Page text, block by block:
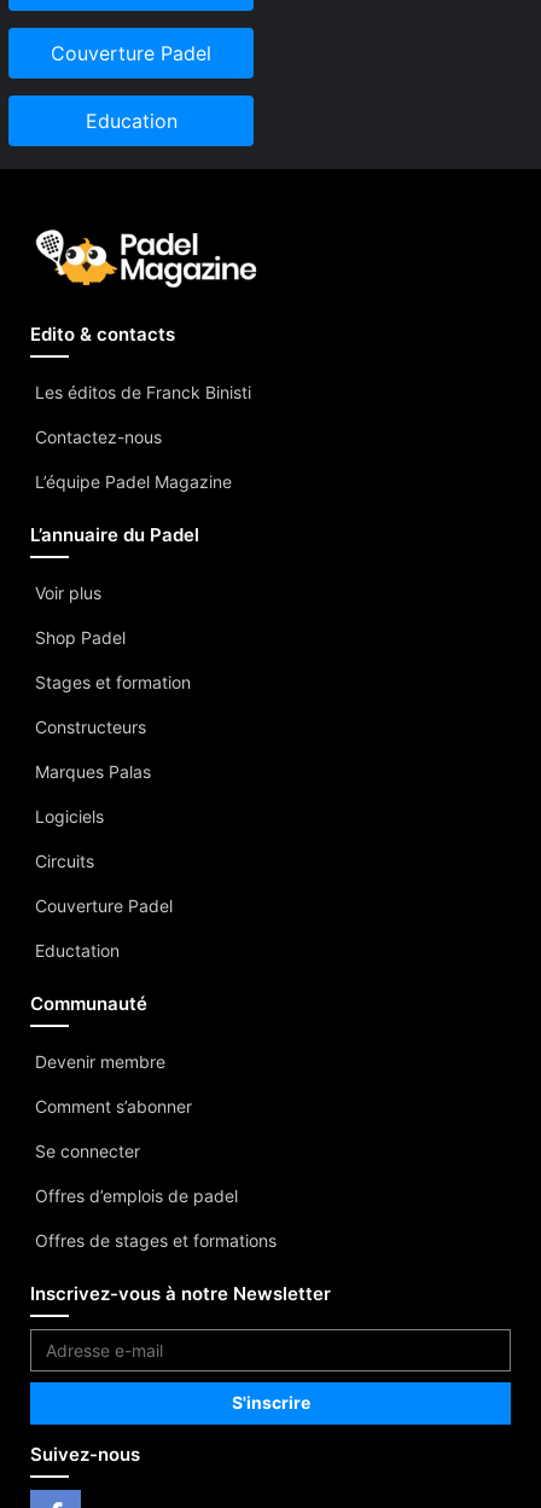
Couverture Padel
Education
Edito & contacts
Les éditos de Franck Binisti
Contactez-nous
L’équipe Padel Magazine
L’annuaire du Padel
Voir plus
Shop Padel
Stages et formation
Constructeurs
Marques Palas
Logiciels
Circuits
Couverture Padel
Eductation
Communauté
Devenir membre
Comment s’abonner
Se connecter
Offres d’emplois de padel
Offres de stages et formations
Inscrivez-vous à notre Newsletter
Suivez-nous